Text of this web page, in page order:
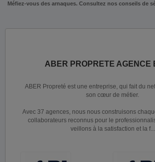
Méfiez-vous des arnaques. Consultez nos conseils de
ABER PROPRETE AGENCE
ABER Propreté est une entreprise, qui fait du
son cœur de métier.
Avec 37 agences, nous nous construisons
collaborateurs reconnus pour le
veillons à la satisfaction et la f...